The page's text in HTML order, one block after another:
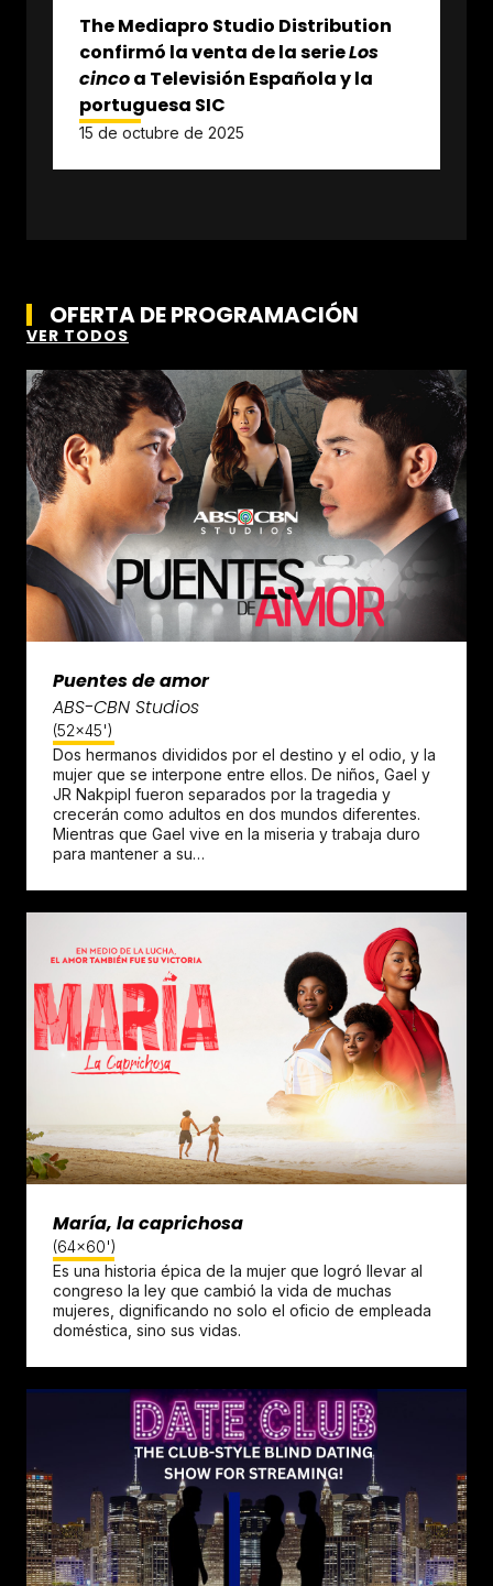
The Mediapro Studio Distribution
confirmó la venta de la serieLos
cincoa Televisión Española y la
portuguesa SIC
15 de octubre de 2025
OFERTA DE PROGRAMACIÓN
VER TODOS
Puentes de amor
ABS-CBN Studios
(52x45')
Dos hermanos divididos por el destino y el odio, y la
mujer que se interpone entre ellos. De niños, Gael y
JR Nakpipl fueron separados por la tragedia y
crecerán como adultos en dos mundos diferentes.
Mientras que Gael vive en la miseria y trabaja duro
para mantener a su…
María, la caprichosa
(64x60')
Es una historia épica de la mujer que logró llevar al
congreso la ley que cambió la vida de muchas
mujeres, dignificando no solo el oficio de empleada
doméstica, sino sus vidas.